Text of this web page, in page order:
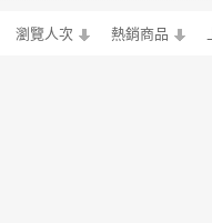
瀏覽人次 熱銷商品